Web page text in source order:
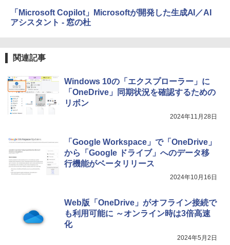
「Microsoft Copilot」Microsoftが開発した生成AI／AI
アシスタント - 窓の杜
関連記事
Windows 10の「エクスプローラー」に
「OneDrive」同期状況を確認するための
リボン
2024年11月28日
「Google Workspace」で「OneDrive」
から「Google ドライブ」へのデータ移
行機能がベータリリース
2024年10月16日
Web版「OneDrive」がオフライン接続で
も利用可能に ～オンライン時は3倍高速
化
2024年5月2日